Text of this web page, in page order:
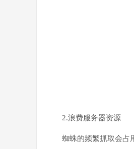
2.浪费服务器资源
蜘蛛的频繁抓取会占